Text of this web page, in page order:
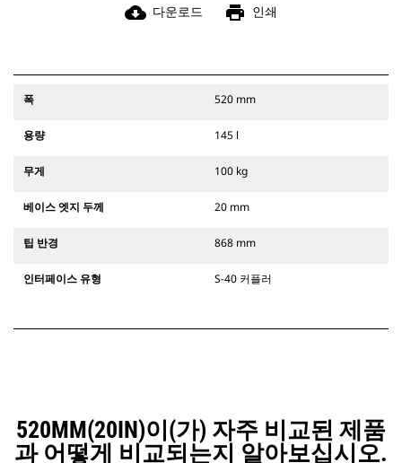
cloud_download 다운로드 print 인쇄
폭 520 mm
용량 145 l
무게 100 kg
베이스 엣지 두께 20 mm
팁 반경 868 mm
인터페이스 유형 S-40 커플러
520MM(20IN)이(가) 자주 비교된 제품
과 어떻게 비교되는지 알아보십시오.